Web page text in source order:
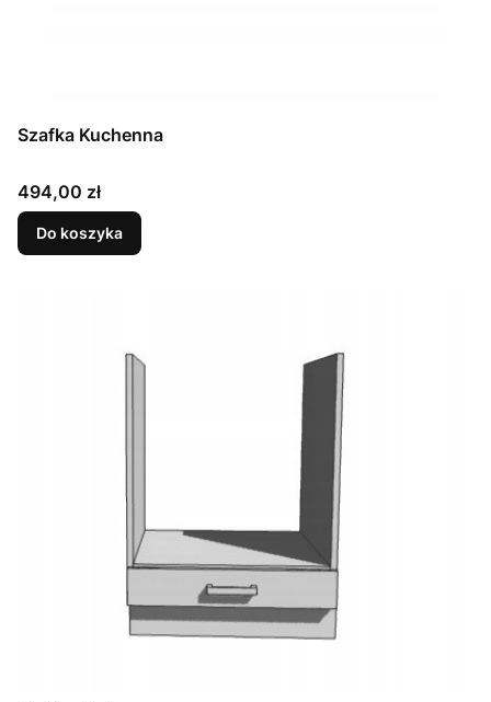
Szafka Kuchenna
Cena
494,00 zł
Do koszyka